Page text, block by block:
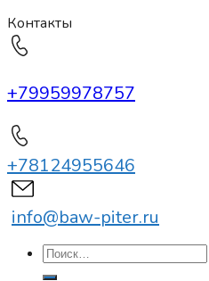
Контакты
+79959978757
+78124955646
info@baw-piter.ru
Искать: